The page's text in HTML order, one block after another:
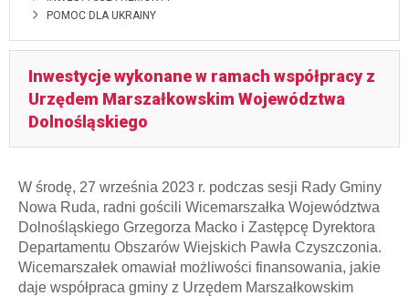
POMOC DLA UKRAINY
Inwestycje wykonane w ramach współpracy z
Urzędem Marszałkowskim Województwa
Dolnośląskiego
W środę, 27 września 2023 r. podczas sesji Rady Gminy
Nowa Ruda, radni gościli Wicemarszałka Województwa
Dolnośląskiego Grzegorza Macko i Zastępcę Dyrektora
Departamentu Obszarów Wiejskich Pawła Czyszczonia.
Wicemarszałek omawiał możliwości finansowania, jakie
daje współpraca gminy z Urzędem Marszałkowskim